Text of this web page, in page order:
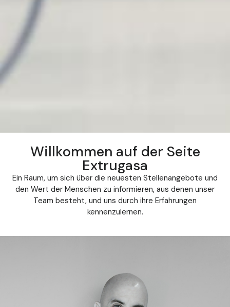
Willkommen auf der Seite
Extrugasa
Ein Raum, um sich über die neuesten Stellenangebote und
den Wert der Menschen zu informieren, aus denen unser
Team besteht, und uns durch ihre Erfahrungen
kennenzulernen.